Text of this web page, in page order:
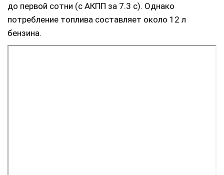
до первой сотни (с АКПП за 7.3 с). Однако
потребление топлива составляет около 12 л
бензина.